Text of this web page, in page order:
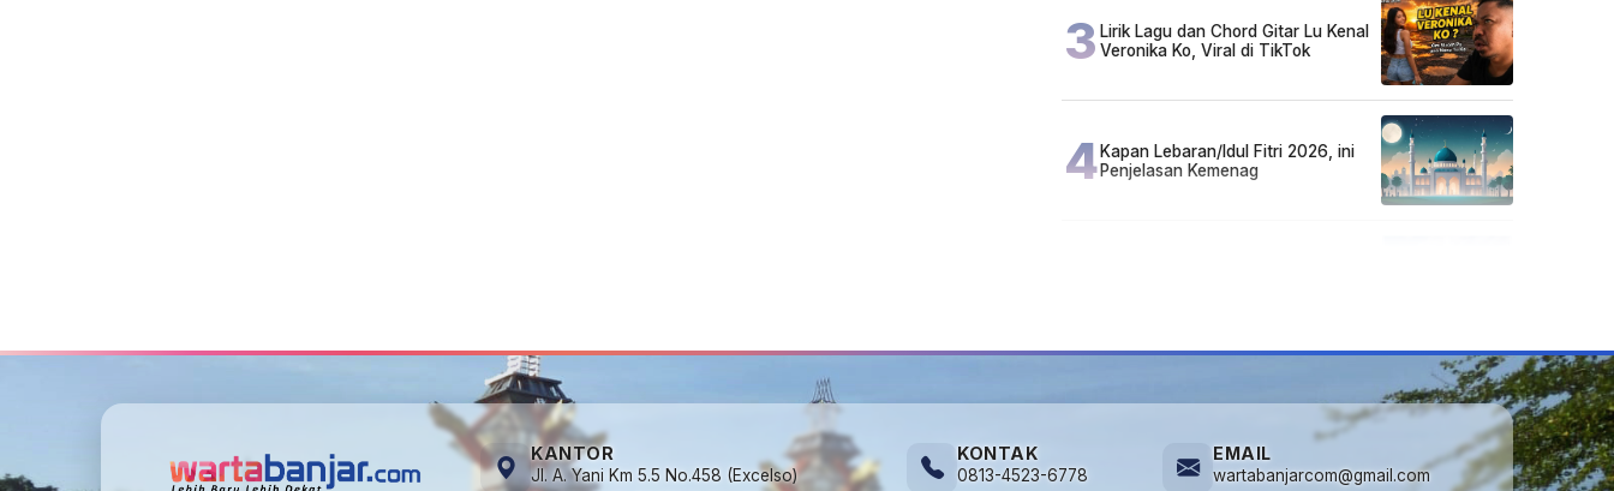
3 Lirik Lagu dan Chord Gitar Lu Kenal
Veronika Ko, Viral di TikTok
4Kapan Lebaran/Idul Fitri 2026, ini
Penjelasan Kemenag
KANTOR
Jl. A. Yani Km 5.5 No.458 (Excelso)
KONTAK
0813-4523-6778
EMAIL
wartabanjarcom@gmail.com